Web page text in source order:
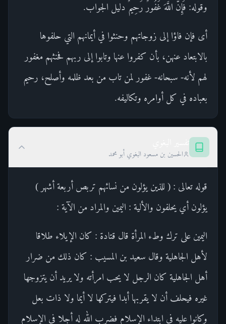
وقوله: فَإِنَّ اللَّهَ غَفُورٌ رَحِيمٌ دليل الجواب.
أى فإن فاؤا إلى زوجاتهم وحنثوا في أيمانهم التي حلفوها
بالابتعاد عنهن، بأن كفروا عنها وتابوا إلى ربهم فحنثهم مغفور
لهم لأنه- سبحانه- غفور لمن تاب من بعد ظلمه وأصلح، رحيم
بعباده في كل أوامره وتكاليفه.
الحسين بن مسعود البغوي أبو محمد
قوله تعالى : ( للذين يؤلون من نسائهم تربص أربعة أشهر )
يؤلون أي يحلفون والألية : اليمين والمراد من الآية :
اليمين على ترك وطء المرأة قال قتادة : كان الإيلاء طلاقا
لأهل الجاهلية وقال سعيد بن المسيب : كان ذلك من ضرار
أهل الجاهلية كان الرجل لا يحب امرأته ولا يريد أن يتزوجها
غيره فيحلف أن لا يقربها أبدا فيتركها لا أيما ولا ذات بعل
وكانوا عليه في ابتداء الإسلام فضرب الله له أجلا في الإسلام